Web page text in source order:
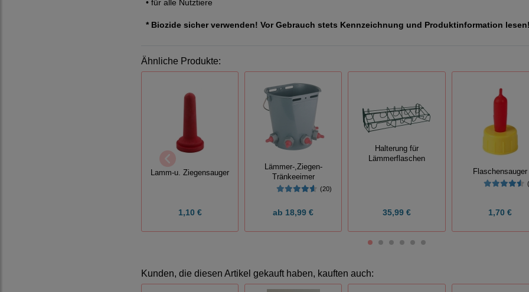
• für alle Nutztiere
* Biozide sicher verwenden! Vor Gebrauch stets Kennzeichnung und Produktinformation
Ähnliche Produkte:
Lamm-u. Ziegensauger
1,10 €
Lämmer-,Ziegen-
Tränkeeimer
(20)
ab 18,99 €
Halterung für
Lämmerflaschen
35,99 €
Flaschensauger
1,70 €
Kunden, die diesen Artikel gekauft haben, kauften auch: